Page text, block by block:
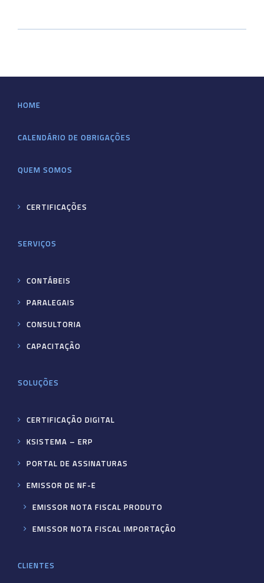
HOME
CALENDÁRIO DE OBRIGAÇÕES
QUEM SOMOS
CERTIFICAÇÕES
SERVIÇOS
CONTÁBEIS
PARALEGAIS
CONSULTORIA
CAPACITAÇÃO
SOLUÇÕES
CERTIFICAÇÃO DIGITAL
KSISTEMA – ERP
PORTAL DE ASSINATURAS
EMISSOR DE NF-E
EMISSOR NOTA FISCAL PRODUTO
EMISSOR NOTA FISCAL IMPORTAÇÃO
CLIENTES